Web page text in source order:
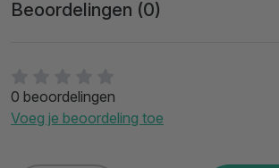
0 beoordelingen
Voeg je beoordeling toe
Beoordelingen (0)